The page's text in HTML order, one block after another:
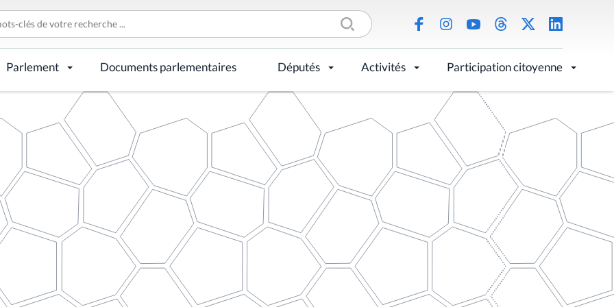
Parlement Documents parlementaires Députés Activités Participation citoyenne